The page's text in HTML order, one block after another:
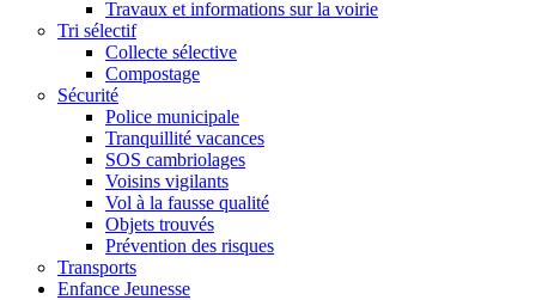
Travaux et informations sur la voirie
Tri sélectif
Collecte sélective
Compostage
Sécurité
Police municipale
Tranquillité vacances
SOS cambriolages
Voisins vigilants
Vol à la fausse qualité
Objets trouvés
Prévention des risques
Transports
Enfance Jeunesse